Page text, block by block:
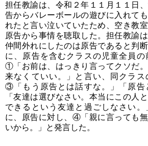
担任教諭は、令和２年１１月１１日
告からバレーボールの遊びに入れて
れたと言い泣いていたため、空き教
原告から事情を聴取した。担任教諭
仲間外れにしたのは原告であると判
に、原告を含むクラスの児童全員の
①「お前は、はっきり言ってクソだ
来なくていい。」と言い、同クラス
③「もう原告とは話すな。」「原告
「友達は選びなさい。本当にこの人
できるという友達と過ごしなさい。
に、原告に対し、④「親に言っても
いから。」と発言した。